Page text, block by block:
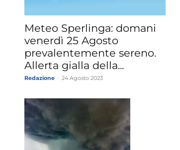
Meteo Sperlinga: domani
venerdì 25 Agosto
prevalentemente sereno.
Allerta gialla della...
Redazione 24 Agosto 2023